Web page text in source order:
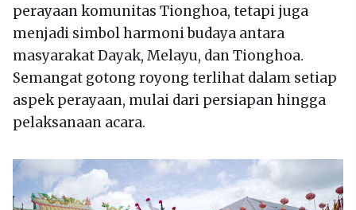
perayaan komunitas Tionghoa, tetapi juga
menjadi simbol harmoni budaya antara
masyarakat Dayak, Melayu, dan Tionghoa.
Semangat gotong royong terlihat dalam setiap
aspek perayaan, mulai dari persiapan hingga
pelaksanaan acara.